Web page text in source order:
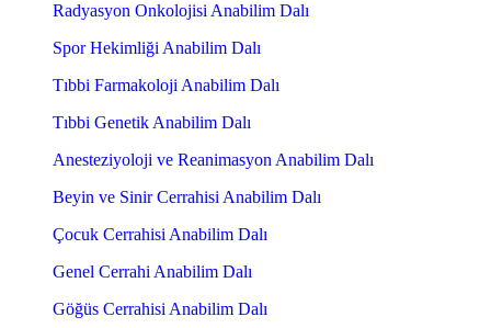
Radyasyon Onkolojisi Anabilim Dalı
Spor Hekimliği Anabilim Dalı
Tıbbi Farmakoloji Anabilim Dalı
Tıbbi Genetik Anabilim Dalı
Anesteziyoloji ve Reanimasyon Anabilim Dalı
Beyin ve Sinir Cerrahisi Anabilim Dalı
Çocuk Cerrahisi Anabilim Dalı
Genel Cerrahi Anabilim Dalı
Göğüs Cerrahisi Anabilim Dalı